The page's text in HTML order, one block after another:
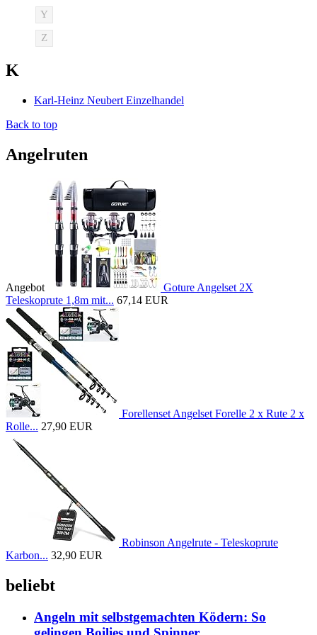
Y
Z
K
Karl-Heinz Neubert Einzelhandel
Back to top
Angelruten
Angebot
Goture Angelset 2X
Teleskoprute 1,8m mit... 67,14 EUR
Forellenset Angelset Forelle 2 x Rute 2 x
Rolle... 27,90 EUR
Robinson Angelrute - Teleskoprute
Karbon... 32,90 EUR
beliebt
Angeln mit selbstgemachten Ködern: So